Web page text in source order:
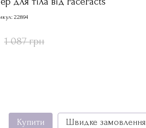
22894
1 087 грн
Купити Швидке замовлення